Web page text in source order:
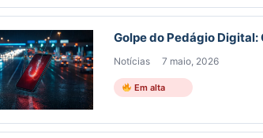
Golpe do Pedágio
Notícias 7 maio, 2026
Em alta